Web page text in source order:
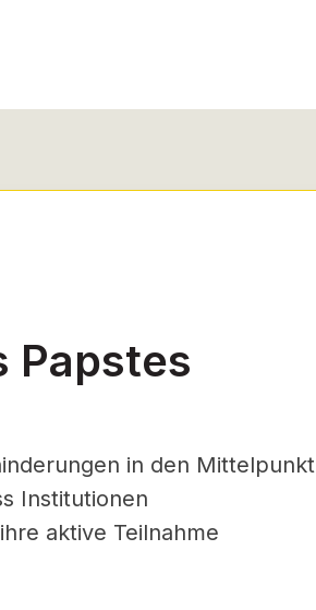
Papstes
in den Mittelpunkt
Institutionen
aktive Teilnahme